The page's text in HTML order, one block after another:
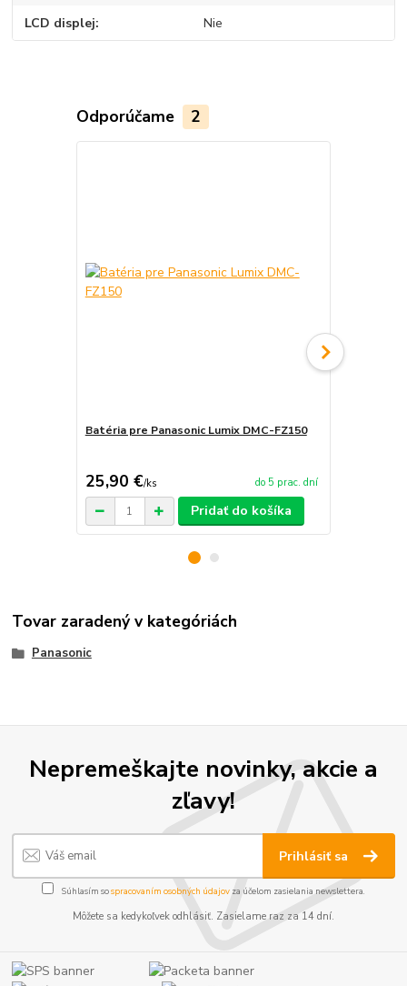
LCD displej Nie
Odporúčame 2
Batéria pre Panasonic Lumix DMC-FZ150
25,90 €/ks do 5 prac. dní
Pridať do košíka
Tovar zaradený v kategóriách
Panasonic
Nepremeškajte novinky, akcie a
zľavy!
Prihlásiť sa
Súhlasím sospracovaním osobných údajov za účelom zasielania newslettera.
Môžete sa kedykoľvek odhlásiť. Zasielame raz za 14 dní.